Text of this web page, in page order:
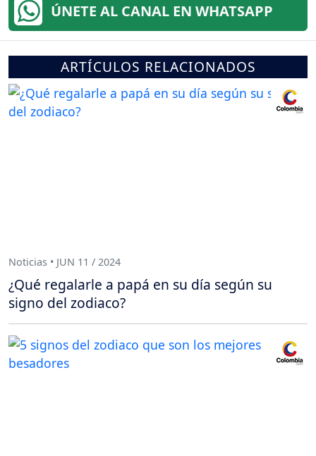
ÚNETE AL CANAL EN WHATSAPP
ARTÍCULOS RELACIONADOS
Noticias • JUN 11 / 2024
¿Qué regalarle a papá en su día según su
signo del zodiaco?